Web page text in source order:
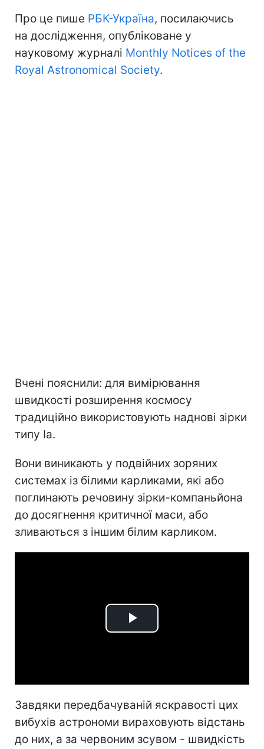
Про це пише РБК-Україна, посилаючись
на дослідження, опубліковане у
науковому журналі Monthly Notices of the
Royal Astronomical Society.
Вчені пояснили: для вимірювання
швидкості розширення космосу
традиційно використовують наднові зірки
типу Ia.
Вони виникають у подвійних зоряних
системах із білими карликами, які або
поглинають речовину зірки-компаньйона
до досягнення критичної маси, або
зливаються з іншим білим карликом.
Play
Завдяки передбачуваній яскравості цих
вибухів астрономи вираховують відстань
до них, а за червоним зсувом - швидкість